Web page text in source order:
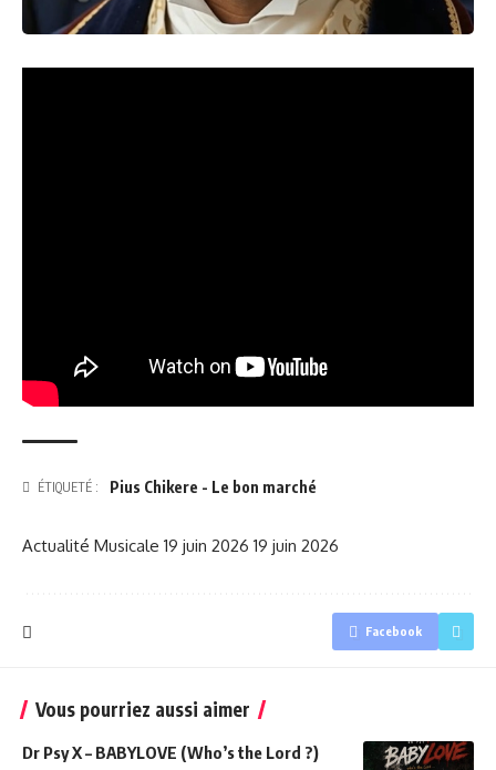
ÉTIQUETÉ : Pius Chikere - Le bon marché
Actualité Musicale 19 juin 2026 19 juin 2026
Facebook
Vous pourriez aussi aimer
Dr Psy X – BABYLOVE (Who’s the Lord ?)